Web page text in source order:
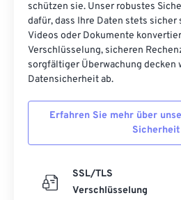
schützen sie. Unser robustes
dafür, dass Ihre Daten stets sicher
Videos oder Dokumente
Verschlüsselung, sicheren
sorgfältiger Überwachung decken
Datensicherheit ab.
Erfahren Sie mehr über
Sicherheit
SSL/TLS
Verschlüsselung